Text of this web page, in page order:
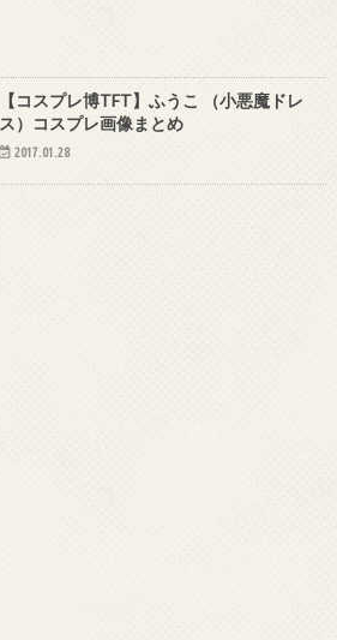
【コスプレ博TFT】ふうこ （小悪魔ドレ
ス）コスプレ画像まとめ
2017.01.28